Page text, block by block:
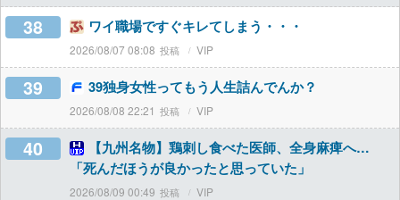
38 ワイ職場ですぐキレてしまう・・・
2026/08/07 08:08 VIP
39 39独身女性ってもう人生詰んでんか？
2026/08/08 22:21 VIP
40
【九州名物】鶏刺し食べた医師、全身麻痺へ…
「死んだほうが良かったと思っていた」
2026/08/09 00:49 VIP